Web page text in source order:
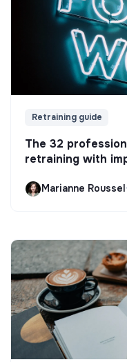
Retraining guide
The 32
retraining with
Marianne Roussel